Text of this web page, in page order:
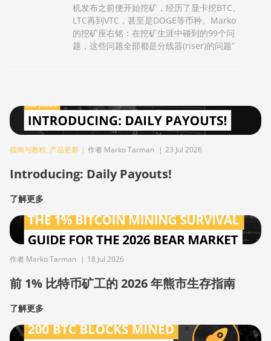
机发布之前便开始挖矿，经历了显卡挖BTC、
LTC再到VTC，甚至是DOGE等币种。Marko
的挖矿座右铭：在挖矿生涯中碰到的99个问
题，这些问题全部都是分线器(riser)的问题”
指南与教程, 产品更新 | 作者 Marko Tarman | 23 Jul 2026
Introducing: Daily Payouts!
了解更多
作者 Marko Tarman | 18 Jul 2026
前 1% 比特币矿工的 2026 年熊市生存指南
了解更多